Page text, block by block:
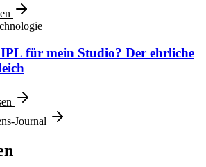
für mein Studio? Der ehrliche
Journal